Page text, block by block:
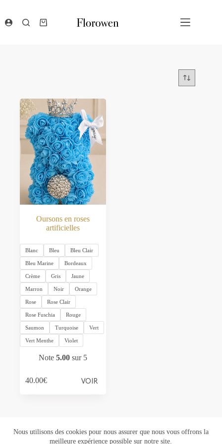
contenu
Nous utilisons des cookies pour nous assurer que nous vous offrons la
meilleure expérience possible sur notre site.
Panier
Oursons en roses
artificielles
Blanc Bleu Bleu Clair
Bleu Marine Bordeaux
Crème Gris Jaune
Marron Noir Orange
Rose Rose Clair
Rose Fuschia Rouge
Saumon Turquoise Vert
Vert Menthe Violet
Note 5.00sur 5
40.00€ VOIR
produit
peuvent